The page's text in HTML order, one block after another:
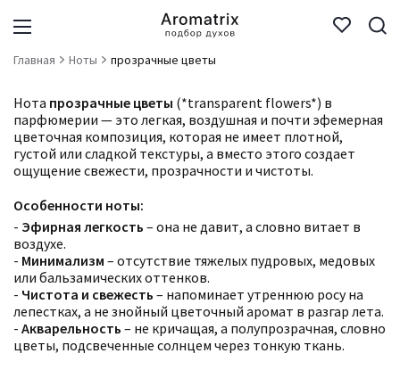
Главная Ноты прозрачные цветы
Нота прозрачные цветы (*transparent flowers*) в
парфюмерии — это легкая, воздушная и почти эфемерная
цветочная композиция, которая не имеет плотной,
густой или сладкой текстуры, а вместо этого создает
ощущение свежести, прозрачности и чистоты.
Особенности ноты:
- Эфирная легкость – она не давит, а словно витает в
воздухе.
- Минимализм – отсутствие тяжелых пудровых, медовых
или бальзамических оттенков.
- Чистота и свежесть – напоминает утреннюю росу на
лепестках, а не знойный цветочный аромат в разгар лета.
- Акварельность – не кричащая, а полупрозрачная, словно
цветы, подсвеченные солнцем через тонкую ткань.